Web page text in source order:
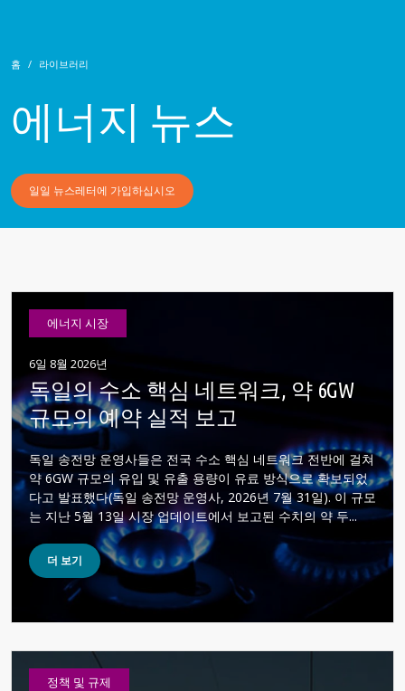
홈 라이브러리
에너지 뉴스
일일 뉴스레터에 가입하십시오
에너지 시장
6일 8월 2026년
독일의 수소 핵심 네트워크, 약 6GW
규모의 예약 실적 보고
독일 송전망 운영사들은 전국 수소 핵심 네트워크 전반에 걸쳐
약 6GW 규모의 유입 및 유출 용량이 유료 방식으로 확보되었
다고 발표했다(독일 송전망 운영사, 2026년 7월 31일). 이 규모
는 지난 5월 13일 시장 업데이트에서 보고된 수치의 약 두...
더 보기
정책 및 규제